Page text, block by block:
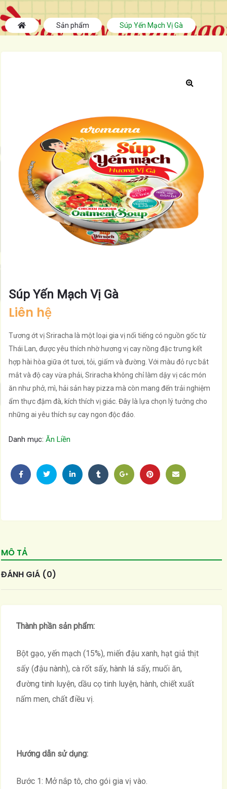
Sản phẩm Súp Yến Mạch Vị Gà
Súp Yến Mạch Vị Gà
Liên hệ
Tương ớt vị Sriracha là một loại gia vị nổi tiếng có nguồn gốc từ
Thái Lan, được yêu thích nhờ hương vị cay nồng đặc trưng kết
hợp hài hòa giữa ớt tươi, tỏi, giấm và đường. Với màu đỏ rực bắt
mắt và độ cay vừa phải, Sriracha không chỉ làm dậy vị các món
ăn như phở, mì, hải sản hay pizza mà còn mang đến trải nghiệm
ẩm thực đậm đà, kích thích vị giác. Đây là lựa chọn lý tưởng cho
những ai yêu thích sự cay ngon độc đáo.
Danh mục: Ăn Liền
MÔ TẢ
ĐÁNH GIÁ (0)
Thành phần sản phẩm:
Bột gạo, yến mạch (15%), miến đậu xanh, hạt giả thịt
sấy (đậu nành), cà rốt sấy, hành lá sấy, muối ăn,
đường tinh luyện, dầu cọ tinh luyện, hành, chiết xuất
nấm men, chất điều vị.
Hướng dẫn sử dụng:
Bước 1: Mở nắp tô, cho gói gia vị vào.